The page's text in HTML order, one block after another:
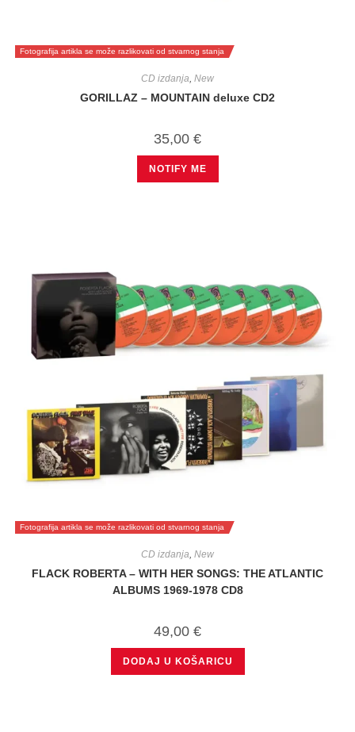
Fotografija artikla se može razlikovati od stvarnog stanja
CD izdanja, New
GORILLAZ – MOUNTAIN deluxe CD2
35,00 €
NOTIFY ME
Fotografija artikla se može razlikovati od stvarnog stanja
CD izdanja, New
FLACK ROBERTA – WITH HER SONGS: THE ATLANTIC
ALBUMS 1969-1978 CD8
49,00 €
DODAJ U KOŠARICU